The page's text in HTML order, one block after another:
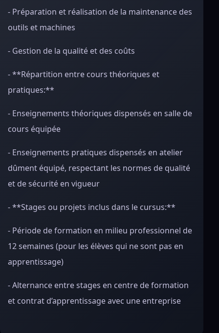
- Préparation et réalisation de la maintenance des
outils et machines
- Gestion de la qualité et des coûts
- **Répartition entre cours théoriques et
pratiques:**
- Enseignements théoriques dispensés en salle de
cours équipée
- Enseignements pratiques dispensés en atelier
dûment équipé, respectant les normes de qualité
et de sécurité en vigueur
- **Stages ou projets inclus dans le cursus:**
- Période de formation en milieu professionnel de
12 semaines (pour les élèves qui ne sont pas en
apprentissage)
- Alternance entre stages en centre de formation
et contrat d’apprentissage avec une entreprise